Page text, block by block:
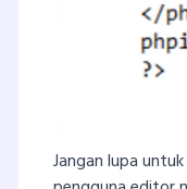
Jangan lupa